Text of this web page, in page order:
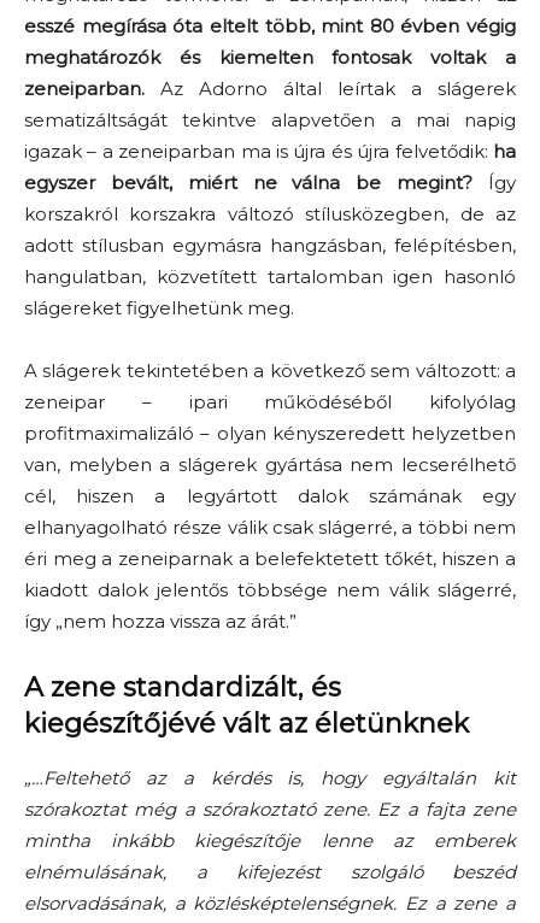
esszé megírása óta eltelt több, mint 80 évben végig
meghatározók és kiemelten fontosak
voltak a
zeneiparban. Az Adorno
által leírtak a slágerek
sematizáltságát tekintve
alapvetően a mai napig
igazak – a zeneiparban ma is újra és újra felvetődik: ha
egyszer bevált, miért ne válna be megint? Így
korszakról korszakra változó stílusközegben, de az
adott stílusban egymásra hangzásban, felépítésben,
hangulatban, közvetített tartalomban igen hasonló
slágereket figyelhetünk meg.
A slágerek tekintetében a következő sem változott: a
zeneipar –
ipari
működéséből kifolyólag
profitmaximalizáló – olyan kényszeredett helyzetben
van, melyben a slágerek gyártása nem lecserélhető
cél, hiszen
a legyártott dalok számának egy
elhanyagolható része válik csak slágerré, a többi nem
éri meg a zeneiparnak a belefektetett tőkét, hiszen a
kiadott dalok jelentős többsége nem válik slágerré,
így „nem hozza vissza az árát.”
A zene standardizált, és
kiegészítőjévé vált az életünknek
„…Feltehető az a kérdés is, hogy egyáltalán kit
szórakoztat még a szórakoztató zene. Ez a fajta zene
mintha inkább kiegészítője lenne az emberek
elnémulásának, a kifejezést szolgáló beszéd
elsorvadásának, a közlésképtelenségnek. Ez a zene a